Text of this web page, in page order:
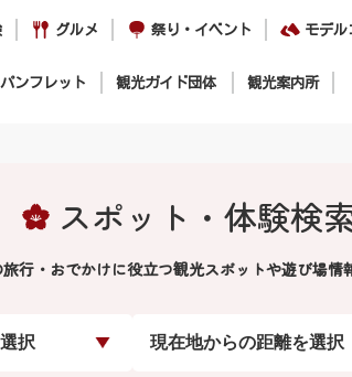
グルメ 祭り・イベント モデル
パンフレット 観光ガイド団体 観光案内所
スポット・体験検
行・おでかけに役立つ観光スポットや遊び場情
択 現在地からの距離を選択